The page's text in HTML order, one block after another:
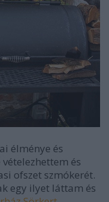
élménye és
és
ofszet szmókerét.
egy ilyet láttam és